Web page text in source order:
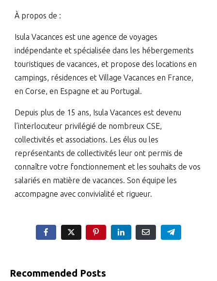
À propos de :
Isula Vacances est une agence de voyages
indépendante et spécialisée dans les hébergements
touristiques de vacances, et propose des locations en
campings, résidences et Village Vacances en France,
en Corse, en Espagne et au Portugal.
Depuis plus de 15 ans, Isula Vacances est devenu
l’interlocuteur privilégié de nombreux CSE,
collectivités et associations. Les élus ou les
représentants de collectivités leur ont permis de
connaître votre fonctionnement et les souhaits de vos
salariés en matière de vacances. Son équipe les
accompagne avec convivialité et rigueur.
Recommended Posts